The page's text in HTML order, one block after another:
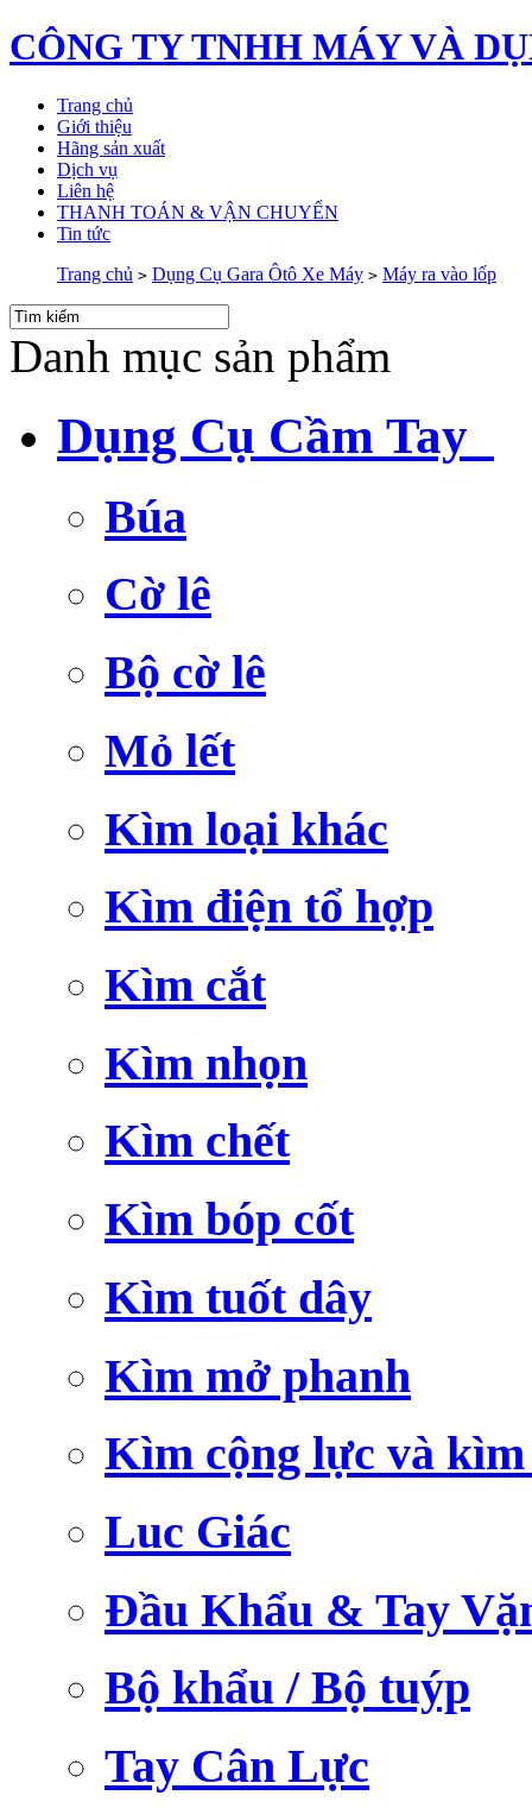
CÔNG TY TNHH MÁY VÀ
Trang chủ
Giới thiệu
Hãng sản xuất
Dịch vụ
Liên hệ
THANH TOÁN & VẬN CHUYỂN
Tin tức
Trang chủ > Dụng Cụ Gara Ôtô Xe Máy > Máy ra vào lốp
Danh mục sản phẩm
Dụng Cụ Cầm Tay
Búa
Cờ lê
Bộ cờ lê
Mỏ lết
Kìm loại khác
Kìm điện tổ hợp
Kìm cắt
Kìm nhọn
Kìm chết
Kìm bóp cốt
Kìm tuốt dây
Kìm mở phanh
Kìm cộng lực và
Luc Giác
Đầu Khẩu & Tay
Bộ khẩu / Bộ tuýp
Tay Cân Lực